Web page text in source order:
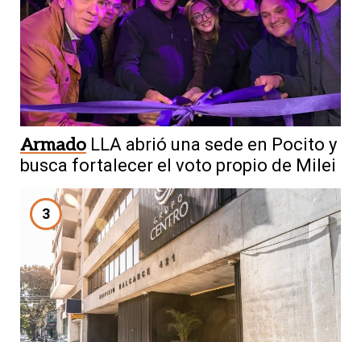
Armado LLA abrió una sede en Pocito y
busca fortalecer el voto propio de Milei
3